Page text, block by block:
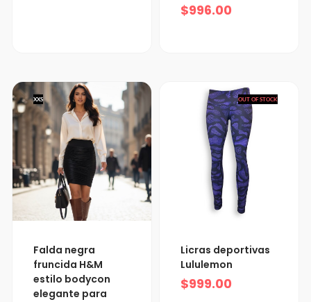
$996.00
XXS
Falda negra
fruncida H&M
estilo bodycon
elegante para
OUT OF STOCK
Licras deportivas
Lululemon
$999.00